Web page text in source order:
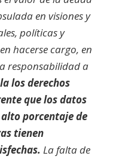
en visiones y
políticas y
hacerse cargo, en
responsabilidad a
los derechos
que los datos
porcentaje de
tienen
La falta de